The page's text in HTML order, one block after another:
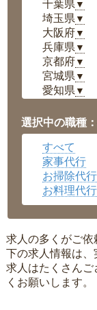
千葉県 ▼
埼玉県 ▼
大阪府▼
兵庫県 ▼
京都府▼
宮城県 ▼
愛知県 ▼
岡山県▼
広島県▼
沖縄県
選択中の職
すべて
家事代行
お掃除代行
お料理代行
求人の多くがご依
下の求人情報は、
求人はたくさんご
くお願いします。